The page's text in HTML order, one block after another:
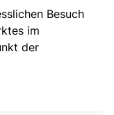
Besuch
im
der